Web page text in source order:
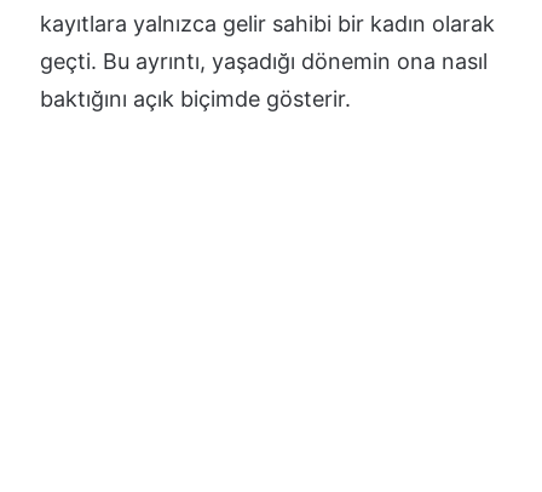
kayıtlara yalnızca gelir sahibi bir kadın olarak
geçti. Bu ayrıntı, yaşadığı dönemin ona nasıl
baktığını açık biçimde gösterir.